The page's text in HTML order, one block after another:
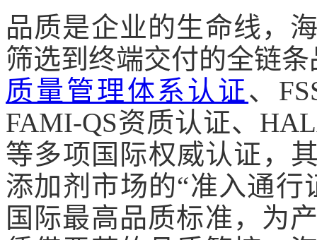
品质是企业的生命线，
筛选到终端交付的全链
质量管理体系认证、
FAMI-QS资质认证、
等多项国际权威认证，
添加剂市场的“准入通
国际最高品质标准，为